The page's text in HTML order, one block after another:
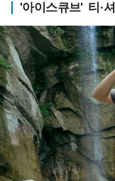
'아이스큐브' 티·